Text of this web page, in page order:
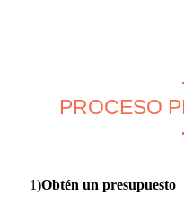
PROCESO
1)Obtén un presupuesto